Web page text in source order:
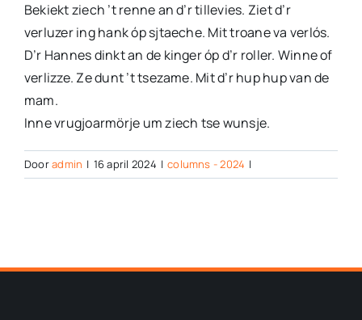
Bekiekt ziech ’t renne an d’r tillevies. Ziet d’r
verluzer ing hank óp sjtaeche. Mit troane va verlós.
D’r Hannes dinkt an de kinger óp d’r roller. Winne of
verlizze. Ze dunt ’t tsezame. Mit d’r hup hup van de
mam.
Inne vrugjoarmörje um ziech tse wunsje.
Dooradmin | 16 april 2024 | columns - 2024 |